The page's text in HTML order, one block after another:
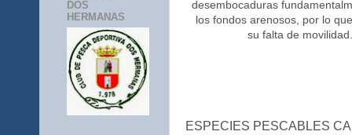
desembocaduras
los fondos arenosos, por lo
su falta de
ESPECIES PESCABLES
DOS
HERMANAS